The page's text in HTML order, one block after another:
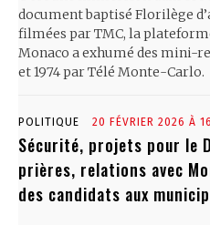
document baptisé Florilège
filmées par TMC, la
Monaco a exhumé des mini-
et 1974 par Télé Monte-Carlo.
POLITIQUE 20 FÉVRIER 2026 À
Sécurité, projets pour le
prières, relations avec
des candidats aux